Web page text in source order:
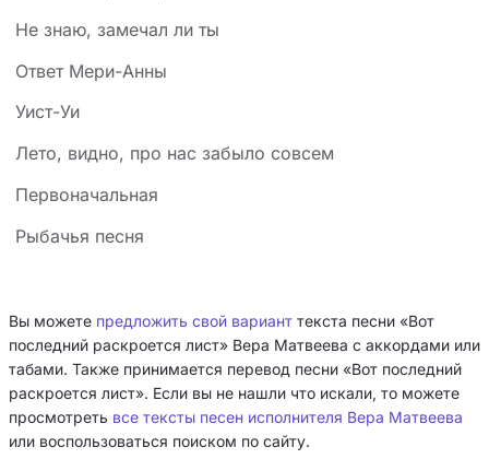
Не знаю, замечал ли ты
Ответ Мери-Анны
Уист-Уи
Лето, видно, про нас забыло совсем
Первоначальная
Рыбачья песня
Вы можете предложить свой вариант текста песни «Вот
последний раскроется лист» Вера Матвеева с аккордами или
табами. Также принимается перевод песни «Вот последний
раскроется лист». Если вы не нашли что искали, то можете
просмотреть все тексты песен исполнителя Вера Матвеева
или воспользоваться поиском по сайту.